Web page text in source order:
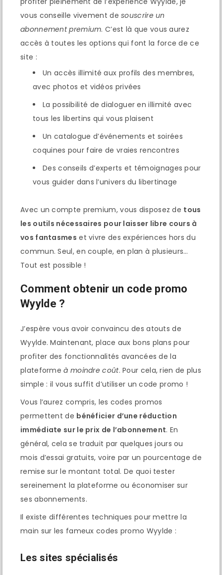
vous conseille vivement desouscrire un
abonnement premium. C’est là que vous aurez
accès à toutes les options qui font la force de ce
site :
Un accès illimité aux profils des membres,
avec photos et vidéos privées
La possibilité de dialoguer en illimité avec
tous les libertins qui vous plaisent
Un catalogue d’événements et soirées
coquines pour faire de vraies rencontres
Des conseils d’experts et témoignages pour
vous guider dans l’univers du libertinage
Avec un compte premium, vous disposez de tous
les outils nécessaires pour laisser libre cours à
vos fantasmes et vivre des expériences hors du
commun. Seul, en couple, en plan à plusieurs…
Tout est possible !
Comment obtenir un code promo
Wyylde ?
J’espère vous avoir convaincu des atouts de
Wyylde. Maintenant, place aux bons plans pour
profiter des fonctionnalités avancées de la
plateformeà moindre coût. Pour cela, rien de plus
simple : il vous suffit d’utiliser un code promo !
Vous l’aurez compris, les codes promos
permettent de bénéficier d’une réduction
immédiate sur le prix de l’abonnement. En
général, cela se traduit par quelques jours ou
mois d’essai gratuits, voire par un pourcentage de
remise sur le montant total. De quoi tester
sereinement la plateforme ou économiser sur
ses abonnements.
Il existe différentes techniques pour mettre la
main sur les fameux codes promo Wyylde :
Les sites spécialisés